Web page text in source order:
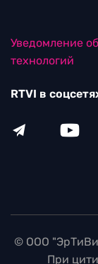
Уведомление
технологий
RTVI в
© ООО
При